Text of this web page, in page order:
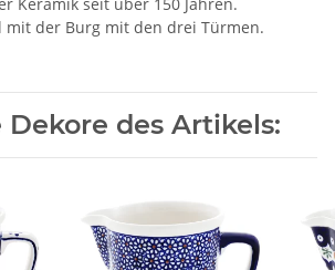
mit der Burg mit den drei Türmen.
des Artikels: